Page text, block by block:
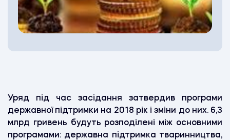
Уряд під час засідання затвердив програми
державної підтримки на 2018 рік і зміни до них. 6,3
млрд гривень будуть розподілені між основними
програмами: державна підтримка тваринництва,